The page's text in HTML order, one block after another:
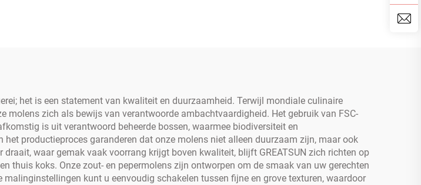
het is een statement van kwaliteit en duurzaamheid. Terwijl mondiale culinaire
zich als bewijs van verantwoorde ambachtvaardigheid. Het gebruik van FSC-
is uit verantwoord beheerde bossen, waarmee biodiversiteit en
productieproces garanderen dat onze molens niet alleen duurzaam zijn, maar ook
waar gemak vaak voorrang krijgt boven kwaliteit, blijft GREATSUN zich richten op
thuis koks. Onze zout- en pepermolens zijn ontworpen om de smaak van uw gerechten
kunt u eenvoudig schakelen tussen fijne en grove texturen, waardoor